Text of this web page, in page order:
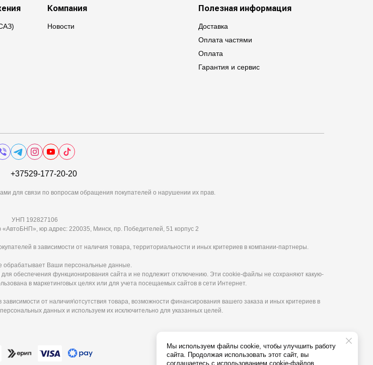
Компания
Новости
Полезная информация
Доставка
Оплата частями
Оплата
Гарантия и сервис
+37529-177-20-20
для связи по вопросам обращения покупателей о нарушении их прав.
УНП 192827106
«АвтоБНП», юр.адрес: 220035, Минск, пр. Победителей, 51 корпус 2
в зависимости от наличия товара, территориальности и иных критериев в компании-партнеры.
обрабатывает Ваши персональные данные.
обеспечения функционирования сайта и не подлежит отключению. Эти сookie-файлы не сохраняют какую-
в маркетинговых целях или для учета посещаемых сайтов в сети Интернет.
от наличия\отсутствия товара, возможности финансирования вашего заказа и иных критериев в
данных и используем их исключительно для указанных целей.
Мы используем файлы cookie, чтобы улучшить работу
сайта. Продолжая использовать этот сайт, вы
соглашаетесь с использованием cookie-файлов.